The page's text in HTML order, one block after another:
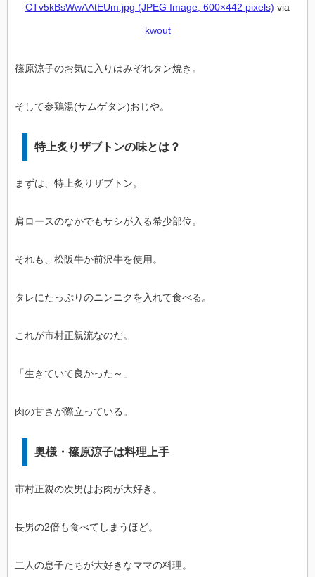
CTv5kBsWwAAtEUm.jpg (JPEG Image, 600×442 pixels) via
kwout
篠原涼子のお気に入りはみぞれタン焼き。
そして参鶏湯(サムゲタン)おじや。
特上炙りザブトンの味とは？
まずは、特上炙りザブトン。
肩ロースのなかでもサシが入る希少部位。
それも、松阪牛か前沢牛を使用。
タレにたっぷりのニンニクを入れて食べる。
これが市村正親流なのだ。
「生きていて良かった～」
肉の甘さが際立っている。
奥様・篠原涼子は料理上手
市村正親の次男はお肉が大好き。
長男の2倍も食べてしまうほど。
二人の息子たちが大好きなママの料理。